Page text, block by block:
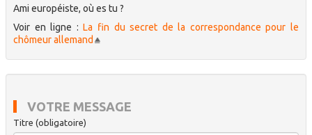
Ami européiste, où es tu ?
Voir en ligne :La fin du secret de la correspondance pour le
chômeur allemand
VOTRE MESSAGE
Titre (obligatoire)